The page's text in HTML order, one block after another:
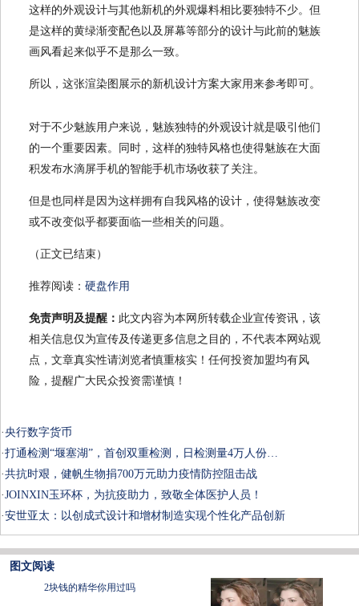
这样的外观设计与其他新机的外观爆料相比要独特不少。但
是这样的黄绿渐变配色以及屏幕等部分的设计与此前的魅族
画风看起来似乎不是那么一致。
所以，这张渲染图展示的新机设计方案大家用来参考即可。
对于不少魅族用户来说，魅族独特的外观设计就是吸引他们
的一个重要因素。同时，这样的独特风格也使得魅族在大面
积发布水滴屏手机的智能手机市场收获了关注。
但是也同样是因为这样拥有自我风格的设计，使得魅族改变
或不改变似乎都要面临一些相关的问题。
（正文已结束）
推荐阅读： 硬盘作用
免责声明及提醒： 此文内容为本网所转载企业宣传资讯，该
相关信息仅为宣传及传递更多信息之目的，不代表本网站观
点，文章真实性请浏览者慎重核实！任何投资加盟均有风
险，提醒广大民众投资需谨慎！
·央行数字货币
·打通检测“堰塞湖”，首创双重检测，日检测量4万人份…
·共抗时艰，健帆生物捐700万元助力疫情防控阻击战
·JOINXIN玉环杯，为抗疫助力，致敬全体医护人员！
·安世亚太：以创成式设计和增材制造实现个性化产品创新
图文阅读
2块钱的精华你用过吗